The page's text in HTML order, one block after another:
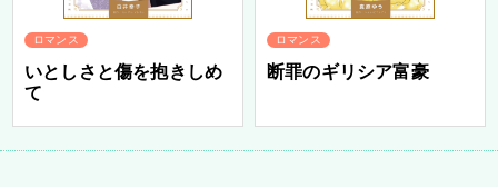
ロマンス
いとしさと傷を抱きしめ
て
ロマンス
断罪のギリシア富豪